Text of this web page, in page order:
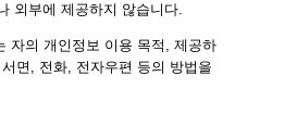
외부에 제공하지 않습니다.
자의 개인정보 이용 목적, 제공하
면, 전화, 전자우편 등의 방법을